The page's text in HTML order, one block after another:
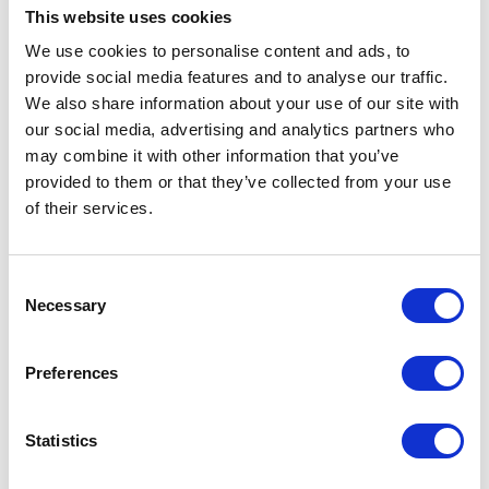
This website uses cookies
We use cookies to personalise content and ads, to
provide social media features and to analyse our traffic.
We also share information about your use of our site with
our social media, advertising and analytics partners who
may combine it with other information that you’ve
provided to them or that they’ve collected from your use
of their services.
Selection
Necessary
Preferences
Statistics
Zarządzanie danymi o klientach
w czasie rzeczywistym, co umożliwi
określenie poziomu zainteresowania,
prawdopodobieństwa zakupu, rezygnacji z